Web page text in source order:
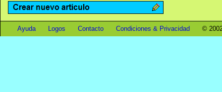
Ayuda Logos Contacto Condiciones & Privacidad ©